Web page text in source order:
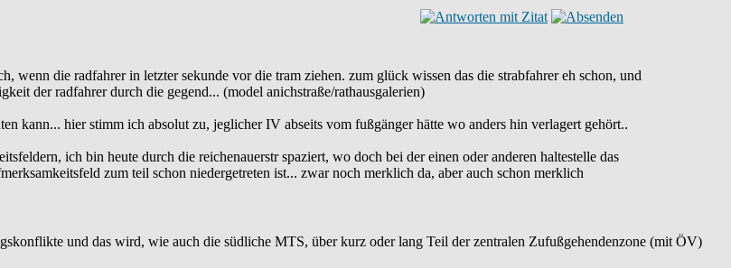
wenn die radfahrer in letzter sekunde vor die tram ziehen. zum glück wissen das die strabfahrer eh schon, und
der radfahrer durch die gegend... (model anichstraße/rathausgalerien)
kann... hier stimm ich absolut zu, jeglicher IV abseits vom fußgänger hätte wo anders hin verlagert gehört..
ich bin heute durch die reichenauerstr spaziert, wo doch bei der einen oder anderen haltestelle das
zum teil schon niedergetreten ist... zwar noch merklich da, aber auch schon merklich
und das wird, wie auch die südliche MTS, über kurz oder lang Teil der zentralen Zufußgehendenzone (mit ÖV)